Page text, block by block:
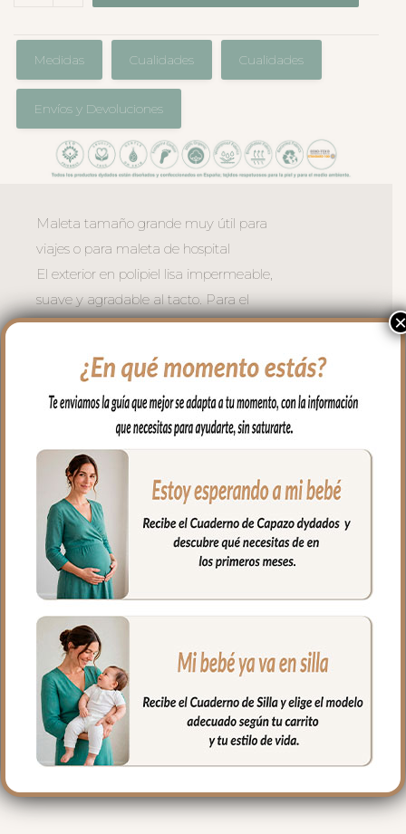
Medidas Cualidades Cualidades
Envíos y Devoluciones
Maleta tamaño grande muy útil para
viajes o para maleta de hospital
El exterior en polipiel lisa impermeable,
suave y agradable al tacto. Para el
interior tejido blanco impermeable; muy
húmedo y cuando necesites puedes lavar
en lavadora siempre agua fría jabones no
abrasivos y secado al natural.
Cierre con cremallera de doble carro al
tono del estampado.
Puedes llevar todas las cositas de tu bebé
bien organizadas y sujetas en el interior y
además cuenta con un bolsillo interior
con cremallera.
Ideal para llevar de la mano con sus asas
cortas o llevar al hombro con el asa largo.
Medidas:
56 cms Ancho
40 cms Ancho
16 cms de lomo
×